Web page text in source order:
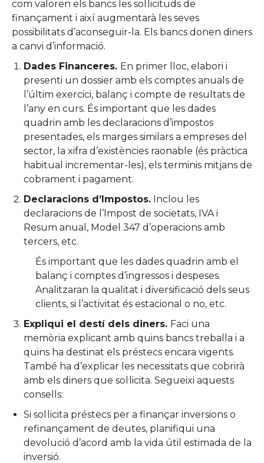
com valoren els bancs les sol·licituds de
finançament i així augmentarà les seves
possibilitats d’aconseguir-la. Els bancs donen diners
a canvi d’informació.
Dades Financeres. En primer lloc, elabori i
presenti un dossier amb els comptes anuals de
l’últim exercici, balanç i compte de resultats de
l’any en curs. És important que les dades
quadrin amb les declaracions d’impostos
presentades, els marges similars a empreses del
sector, la xifra d’existències raonable (és pràctica
habitual incrementar-les), els terminis mitjans de
cobrament i pagament.
Declaracions d’Impostos. Inclou les
declaracions de l’Impost de societats, IVA i
Resum anual, Model 347 d’operacions amb
tercers, etc.
És important que les dades quadrin amb el
balanç i comptes d’ingressos i despeses.
Analitzaran la qualitat i diversificació dels seus
clients, si l’activitat és estacional o no, etc.
Expliqui el destí dels diners. Faci una
memòria explicant amb quins bancs treballa i a
quins ha destinat els préstecs encara vigents.
També ha d’explicar les necessitats que cobrirà
amb els diners que sol·licita. Segueixi aquests
consells:
Si sol·licita préstecs per a finançar inversions o
refinançament de deutes, planifiqui una
devolució d’acord amb la vida útil estimada de la
inversió.